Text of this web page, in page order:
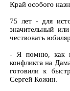
Край особого
75 лет - для
значительный
чествовать
- Я помню, как в
конфликта на
готовили к
Сергей Кожин.